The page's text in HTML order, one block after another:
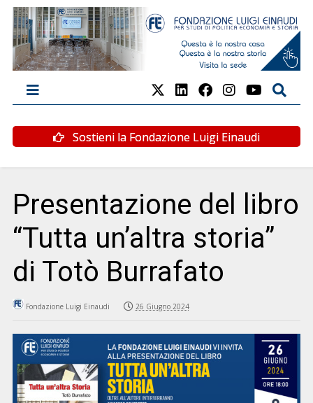
Sostieni la Fondazione Luigi Einaudi
Presentazione del libro
“Tutta un’altra storia”
di Totò Burrafato
Fondazione Luigi Einaudi 26 Giugno 2024